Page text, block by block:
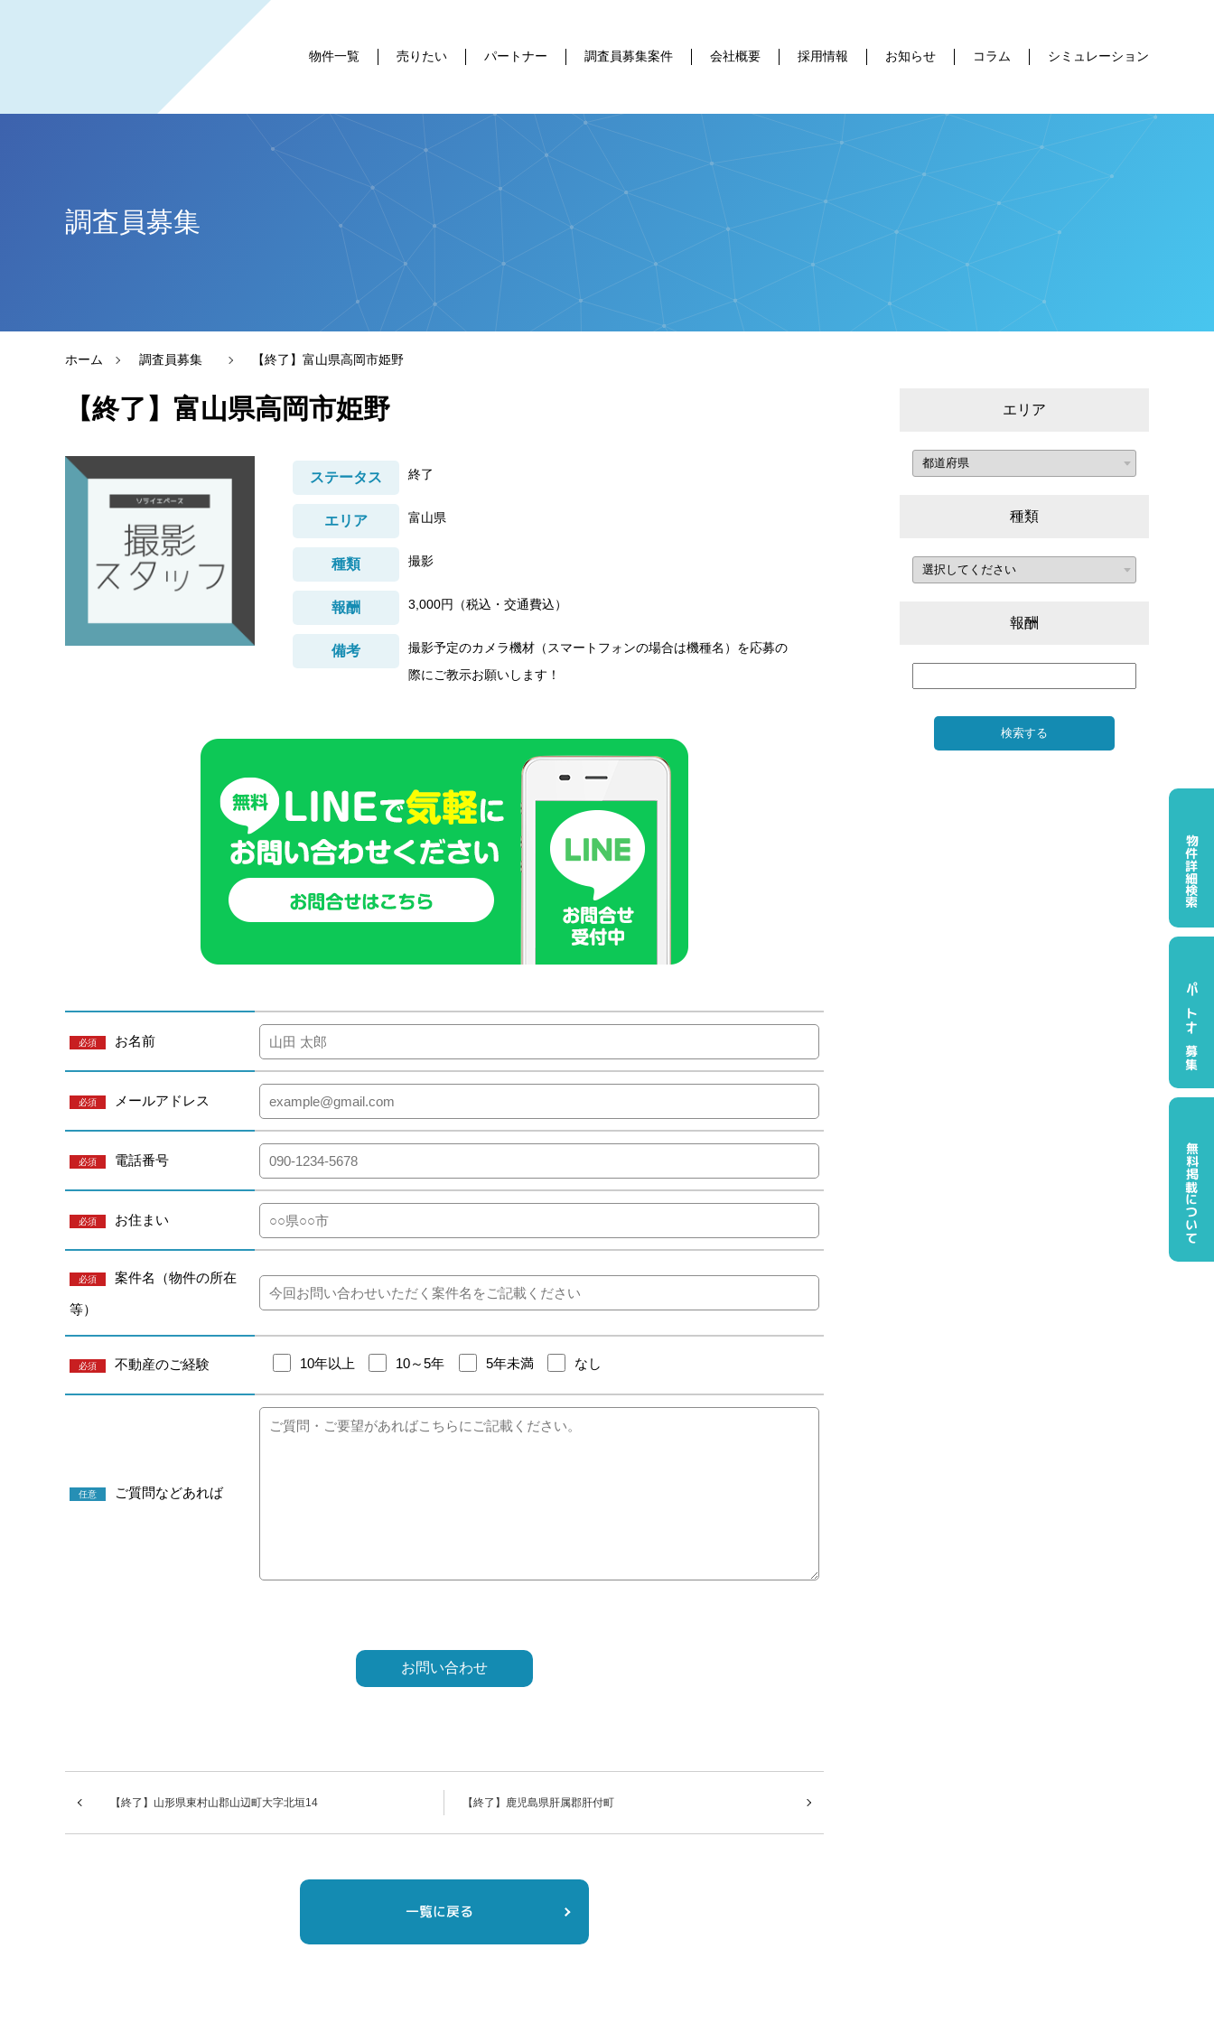
物件一覧 売りたい パートナー 調査員募集案件 会社概要 採用情報 お知らせ コラム シミュレーション
物件詳細検索
パートナー募集
無料掲載について
調査員募集
ホーム 調査員募集 【終了】富山県高岡市姫野
【終了】富山県高岡市姫野
ステータス 終了
エリア 富山県
種類 撮影
報酬 3,000円（税込・交通費込）
備考
撮影予定のカメラ機材（スマートフォンの場合は機種名）を応募の
際にご教示お願いします！
必須 お名前
必須 メールアドレス
必須 電話番号
必須 お住まい
必須 案件名（物件の所在
等）
必須 不動産のご経験 10年以上 10～5年 5年未満 なし
任意 ご質問などあれば
【終了】山形県東村山郡山辺町大字北垣14 【終了】鹿児島県肝属郡肝付町
一覧に戻る
エリア
種類
報酬